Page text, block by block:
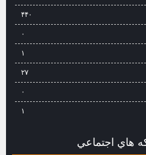
۴۴۰
هاي اجتماعي